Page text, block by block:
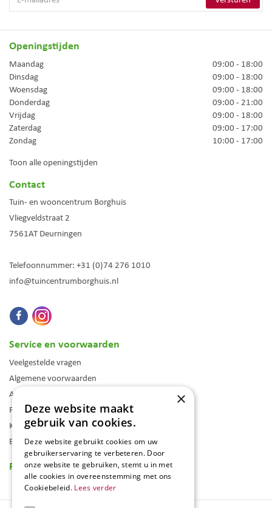
Openingstijden
Maandag
09:00 - 18:00
Dinsdag
09:00 - 18:00
Woensdag
09:00 - 18:00
Donderdag
09:00 - 21:00
Vrijdag
09:00 - 18:00
Zaterdag
09:00 - 17:00
Zondag
10:00 - 17:00
Toon alle openingstijden
Contact
Tuin- en wooncentrum Borghuis
Vliegveldstraat 2
7561AT Deurningen
Telefoonnummer: +31 (0)74 276 1010
info@tuincentrumborghuis.nl
Service en voorwaarden
Veelgestelde vragen
Algemene voorwaarden
Assortiment
Folder
Klantenkaart
Blog
Reviews
×
Deze website maakt
gebruik van cookies.
Deze website gebruikt cookies om uw
gebruikerservaring te verbeteren. Door
onze website te gebruiken, stemt u in met
alle cookies in overeenstemming met ons
Cookiebeleid. Lees verder